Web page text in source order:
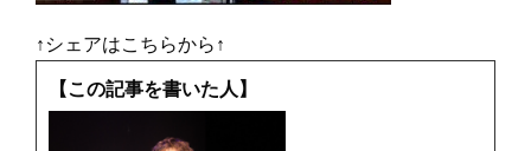
↑シェアはこちらから↑
【この記事を書いた人】